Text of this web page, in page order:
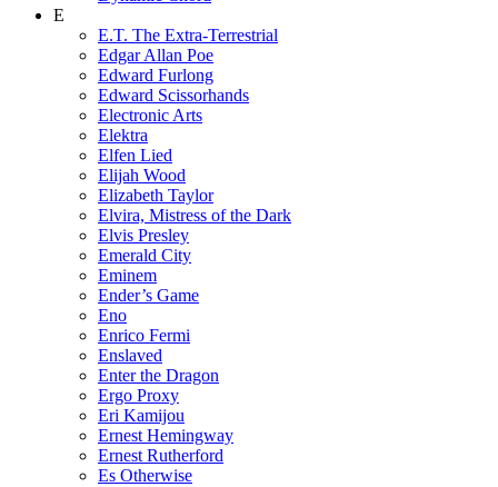
E
E.T. The Extra-Terrestrial
Edgar Allan Poe
Edward Furlong
Edward Scissorhands
Electronic Arts
Elektra
Elfen Lied
Elijah Wood
Elizabeth Taylor
Elvira, Mistress of the Dark
Elvis Presley
Emerald City
Eminem
Ender’s Game
Eno
Enrico Fermi
Enslaved
Enter the Dragon
Ergo Proxy
Eri Kamijou
Ernest Hemingway
Ernest Rutherford
Es Otherwise